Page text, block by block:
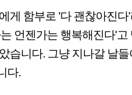
게 함부로 '다 괜찮아진
언젠가는 행복해진다'
습니다. 그냥 지나갈 날
다.